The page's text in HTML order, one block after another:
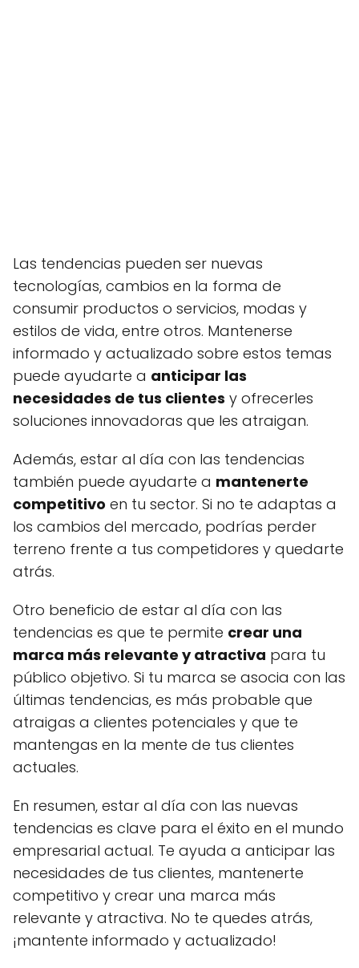
Las tendencias pueden ser nuevas
tecnologías, cambios en la forma de
consumir productos o servicios, modas y
estilos de vida, entre otros. Mantenerse
informado y actualizado sobre estos temas
puede ayudarte a anticipar las
necesidades de tus clientes y ofrecerles
soluciones innovadoras que les atraigan.
Además, estar al día con las tendencias
también puede ayudarte a mantenerte
competitivo en tu sector. Si no te adaptas a
los cambios del mercado, podrías perder
terreno frente a tus competidores y quedarte
atrás.
Otro beneficio de estar al día con las
tendencias es que te permite crear una
marca más relevante y atractiva para tu
público objetivo. Si tu marca se asocia con las
últimas tendencias, es más probable que
atraigas a clientes potenciales y que te
mantengas en la mente de tus clientes
actuales.
En resumen, estar al día con las nuevas
tendencias es clave para el éxito en el mundo
empresarial actual. Te ayuda a anticipar las
necesidades de tus clientes, mantenerte
competitivo y crear una marca más
relevante y atractiva. No te quedes atrás,
¡mantente informado y actualizado!